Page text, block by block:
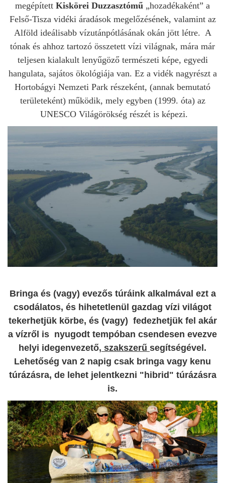
megépített Kiskörei Duzzasztómű „hozadékaként” a
Felső-Tisza vidéki áradások megelőzésének, valamint az
Alföld ideálisabb vízutánpótlásának okán jött létre. A
tónak és ahhoz tartozó összetett vízi világnak, mára már
teljesen kialakult lenyűgöző természeti képe, egyedi
hangulata, sajátos ökológiája van. Ez a vidék nagyrészt a
Hortobágyi Nemzeti Park részeként, (annak bemutató
területeként) működik, mely egyben (1999. óta) az
UNESCO Világörökség részét is képezi.
Bringa és (vagy) evezős túráink alkalmával ezt a
csodálatos, és hihetetlenül gazdag vízi világot
tekerhetjük körbe, és (vagy) fedezhetjük fel akár
a vízről is nyugodt tempóban csendesen evezve
helyi idegenvezető, szakszerű segítségével.
Lehetőség van 2 napig csak bringa vagy kenu
túrázásra, de lehet jelentkezni "hibrid" túrázásra
is.